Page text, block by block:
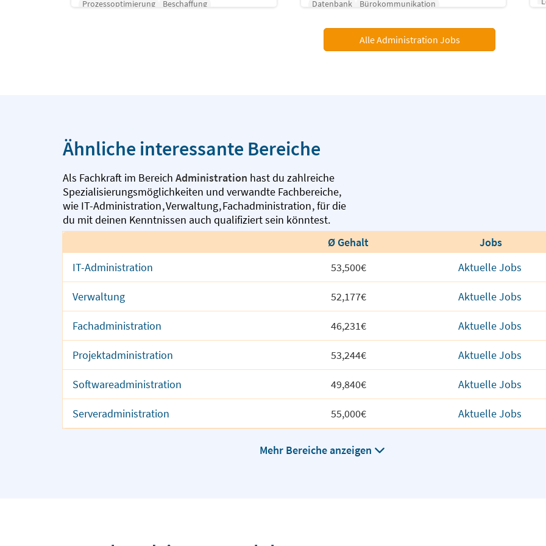
Prozessoptimierung
Beschaffung
Datenbank
Bürokommunikation
Alle Administration Jobs
Ähnliche interessante Bereiche
Als Fachkraft im Bereich Administration hast du zahlreiche
Spezialisierungsmöglichkeiten und verwandte Fachbereiche,
wie IT-Administration,Verwaltung,Fachadministration,für die
du mit deinen Kenntnissen auch qualifiziert sein könntest.
Ø Gehalt
Jobs
IT-Administration
53,500€ Aktuelle Jobs
Verwaltung 52,177€ Aktuelle Jobs
Fachadministration 46,231€ Aktuelle Jobs
Projektadministration 53,244€ Aktuelle Jobs
Softwareadministration 49,840€ Aktuelle Jobs
Serveradministration 55,000€ Aktuelle Jobs
Mehr Bereiche anzeigen